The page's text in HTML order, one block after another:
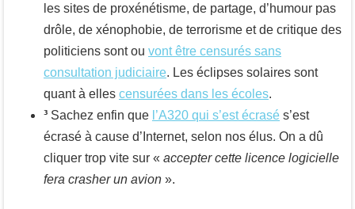
les sites de proxénétisme, de partage, d’humour pas
drôle, de xénophobie, de terrorisme et de critique des
politiciens sont ou vont être censurés sans
consultation judiciaire. Les éclipses solaires sont
quant à elles censurées dans les écoles.
³ Sachez enfin que l’A320 qui s’est écrasé s’est
écrasé à cause d’Internet, selon nos élus. On a dû
cliquer trop vite sur « accepter cette licence logicielle
fera crasher un avion ».